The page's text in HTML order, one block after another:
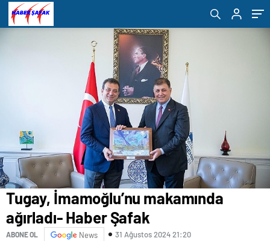
Tugay, İmamoğlu’nu makamında
ağırladı- Haber Şafak
ABONE OL News 31 Ağustos 2024 21:20